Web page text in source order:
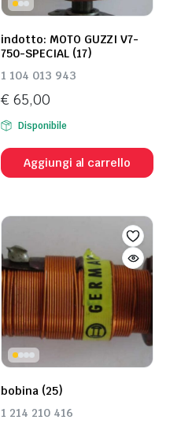
indotto: MOTO GUZZI V7-
750-SPECIAL (17)
1 104 013 943
€ 65,00
Disponibile
Aggiungi al carrello
bobina (25)
1 214 210 416